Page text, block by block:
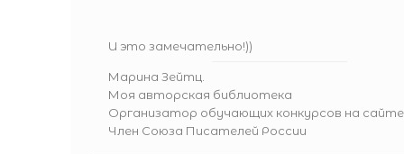
И это замечательно!))
Марина Зейтц.
Моя авторская библиотека
Организатор обучающих конкурсов на
Член Союза Писателей России